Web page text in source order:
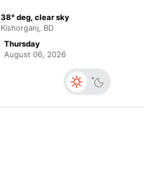
38° deg, clear sky
Kishorganj, BD
Thursday
August 06, 2026